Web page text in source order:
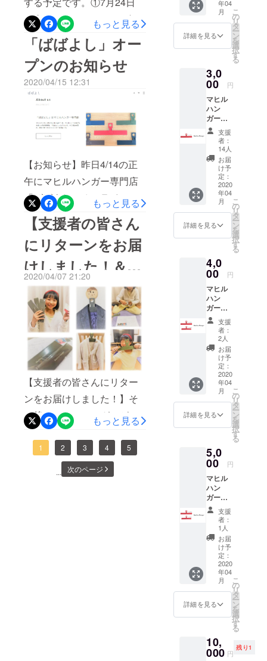
たら、また作品にしたいで
す。・第24回 身近なヒン
ト発明展 審査結果（発明
学会HP）
https://www.hatsumei.or.jp/c
ontest/result_24th_hint.html※
受賞者には受賞マークの使
用が許可されております。
報告者：マヒル父
ませんが、皆さまにも喜ん
でいただけるニュースとな
りましたら幸いです。・3月
号に掲載された時の活動報
告はこちら↓https://camp-
fire.jp/projects/216488/activit
ies/116472#main
（金）16：30～・テレビ埼
玉 マチコミ 「集え！まち
の発明家」のコーナー
https://www.teletama.jp/mac
hicomi/index.html※父と二人
で生放送にチャレンジしま
す！ 写真の「特大マヒル
ハンガー（面積9倍）」も登
（土）19:30～・NHK 有吉
のお金発見 突撃！カネオく
ん 「“夏の風物詩”のおカネ
事情に突撃！SP」
https://www4.nhk.or.jp/P483
5/x/2020-08-
01/21/28365/1755052/※取材
を受けたので、どこかで登
場すると思います！明日の
生放送はとても緊張すると
思いますが、頑張ります。
ぜひ見てください(^^)/マヒ
ル
もっと見る
「ばばよし」オー
プンのお知らせ
2020/04/15 12:31
【お知らせ】昨日4/14の正
午にマヒルハンガー専門店
「ばばよし」オンライン
ショップがオープンいたし
ました。新型コロナウイル
スの感染拡大という厳しい
状況が続いておりますが、
「ばばよし」は、クラウド
ファンディングで行った公
約のとおり、4/14を開店日
とさせていただきました。
この日を迎えられたことに
対し、ご支援・応援をくだ
さった皆様には改めてこの
場を借りてお礼を申し上げ
ます。また、現在、国民の
健康・生活維持のために力
を尽くされている医療従事
者・行政関係者・各種サー
ビス提供者などの全ての皆
もっと見る
【支援者の皆さん
にリターンをお届
けしました！＆
マヒルハンガーが
発明学会のショー
ケースに展示され
ました！】（マヒ
ル父）
2020/04/07 21:20
【支援者の皆さんにリター
ンをお届けしました！】そ
の後、マヒルハンガーが届
いたことをSNSなどに投稿
してくれた支援者の方もお
り、とても嬉しく思いま
もっと見る
1 2 3 4 5
... 次のページ
択可年04
月
詳細を見る
こ
の
リ
タ
ー
ン
を
選
択
す
る
3,0
00 円
マヒル
ハン
ガー
（おと
な用1
個） ＜
ハン
ガーの
色＞ 1
色を選
択可
支援
者：
14人
お届
け予
定：
2020
年04
月
詳細を見る
こ
の
リ
タ
ー
ン
を
選
択
す
る
4,0
00 円
マヒル
ハン
ガー
（おと
な用1個
＋こど
も用1
個） ＜
ハン
ガーの
色＞ 全
て1色を
選択可
支援
者：
2人
お届
け予
定：
2020
年04
月
詳細を見る
こ
の
リ
タ
ー
ン
を
選
択
す
る
5,0
00 円
マヒル
ハン
ガー
（おと
な用2個
＋こど
も用1
個） ＜
ハン
ガーの
色＞ 全
て1色を
選択可
支援
者：
1人
お届
け予
定：
2020
年04
月
詳細を見る
こ
の
リ
タ
ー
ン
を
選
択
す
る
10,
000 円
残り1